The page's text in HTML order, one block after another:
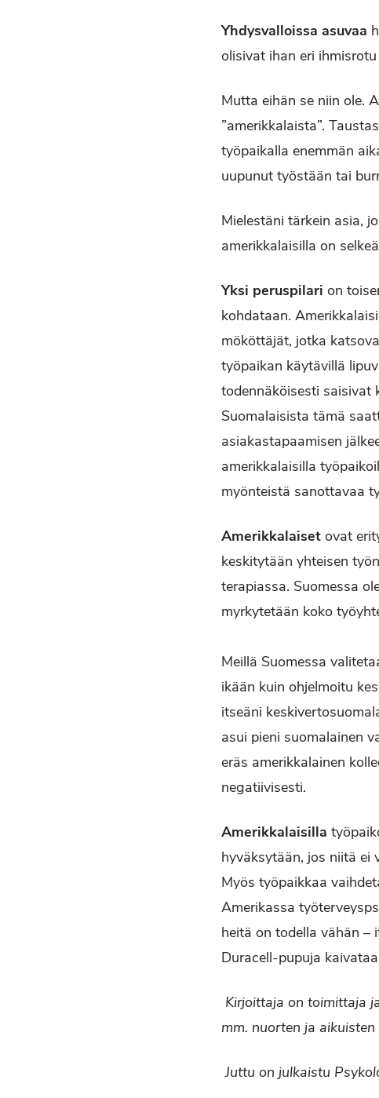
Yhdysvalloissa asuvaa
olisivat ihan eri
Mutta eihän se niin ole.
”amerikkalaista”.
työpaikalla enemmän
uupunut työstään tai
Mielestäni tärkein asia,
amerikkalaisilla on
Yksi peruspilari on
kohdataan.
mököttäjät, jotka
työpaikan käytävillä
todennäköisesti saisivat
Suomalaisista tämä
asiakastapaamisen
amerikkalaisilla
myönteistä sanottavaa
Amerikkalaiset ovat
keskitytään yhteisen
terapiassa. Suomessa
myrkytetään koko
Meillä Suomessa
ikään kuin ohjelmoitu
itseäni
asui pieni suomalainen
eräs amerikkalainen
negatiivisesti.
Amerikkalaisilla
hyväksytään, jos niitä ei
Myös työpaikkaa
Amerikassa
heitä on todella vähän –
Duracell-pupuja
Kirjoittaja on toimittaja
mm. nuorten ja
Juttu on julkaistu